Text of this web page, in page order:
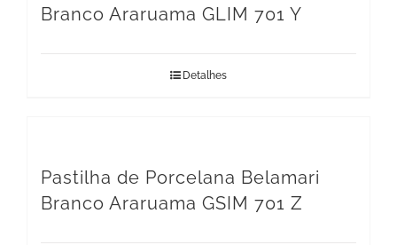
Branco Araruama GLIM 701 Y
Detalhes
Pastilha de Porcelana Belamari
Branco Araruama GSIM 701 Z